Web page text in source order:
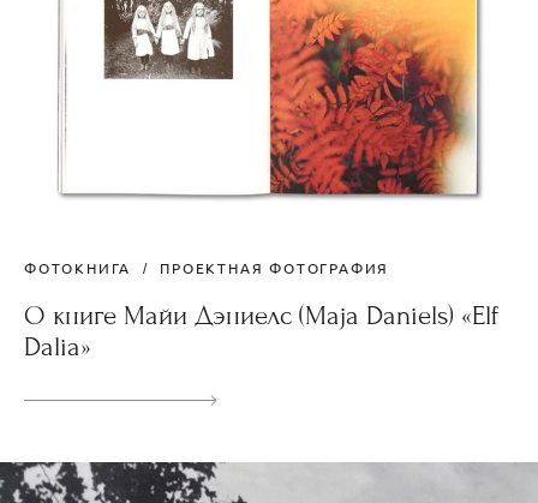
ФОТОКНИГА ПРОЕКТНАЯ ФОТОГРАФИЯ
О книге Майи Дэниелс (Maja Daniels) «Elf
Dalia»